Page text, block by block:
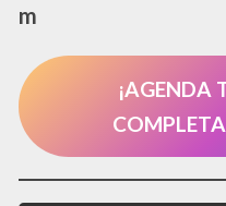
m
¡AGENDA